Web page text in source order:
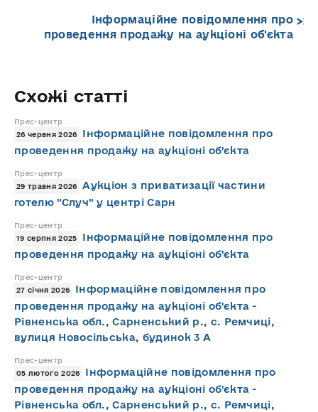
Інформаційне повідомлення про
проведення продажу на аукціоні об'єкта
Схожі статті
Прес-центр
26 червня 2026
Інформаційне повідомлення про
проведення продажу на аукціоні об'єкта
Прес-центр
29 травня 2026
Аукціон з приватизації частини
готелю "Случ" у центрі Сарн
Прес-центр
19 серпня 2025
Інформаційне повідомлення про
проведення продажу на аукціоні об'єкта
Прес-центр
27 січня 2026
Інформаційне повідомлення про
проведення продажу на аукціоні об'єкта -
Рівненська обл., Сарненський р., с. Ремчиці,
вулиця Новосільська, будинок 3 А
Прес-центр
05 лютого 2026
Інформаційне повідомлення про
проведення продажу на аукціоні об'єкта -
Рівненська обл., Сарненський р., с. Ремчиці,